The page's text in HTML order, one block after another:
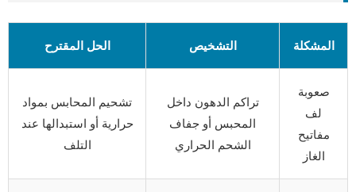
المشكلة التشخيص الحل المقترح
صعوبة
لف
مفاتيح
الغاز
تراكم الدهون داخل
المحبس أو جفاف
الشحم الحراري
تشحيم المحابس بمواد
حرارية أو استبدالها عند
التلف